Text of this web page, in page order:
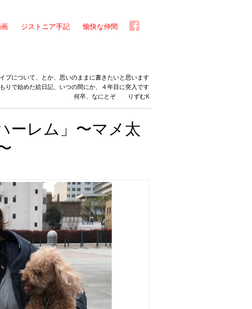
ジストニア手記 愉快な仲間
ブについて、とか、思いのままに書きたいと思います
りで始めた絵日記、いつの間にか、４年目に突入です
何卒、なにとぞ りずむK
ーレム」〜マメ太